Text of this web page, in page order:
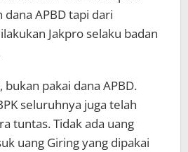
APBD tapi dari
Jakpro selaku badan
bukan pakai dana APBD.
seluruhnya juga telah
tuntas. Tidak ada uang
uang Giring yang dipakai